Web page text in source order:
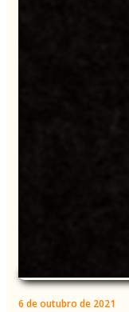
6 de outubro de 2021